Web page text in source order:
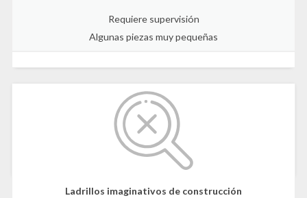
Requiere supervisión
Algunas piezas muy pequeñas
Ladrillos imaginativos de construcción